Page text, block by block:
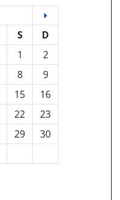
S
D
1
2
8
9
15
16
22
23
29
30